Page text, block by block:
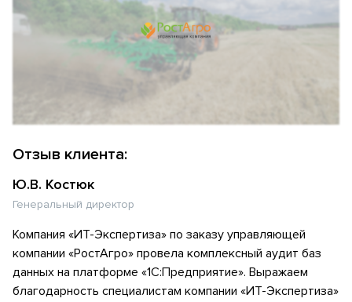
Отзыв клиента:
Ю.В. Костюк
Генеральный директор
Компания «ИТ-Экспертиза» по заказу управляющей
компании «РостАгро» провела комплексный аудит баз
данных на платформе «1С:Предприятие». Выражаем
благодарность специалистам компании «ИТ-Экспертиза»